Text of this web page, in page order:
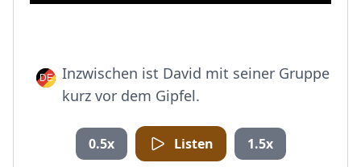
Inzwischen ist David mit seiner Gruppe
kurz vor dem Gipfel.
0.5x Listen 1.5x